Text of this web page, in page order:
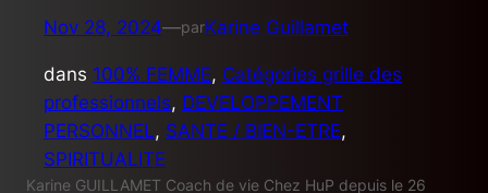
Nov 28, 2024—parKarine Guillamet
dans 100% FEMME, Catégories grille des
professionnels, DEVELOPPEMENT
PERSONNEL, SANTE / BIEN-ETRE
SPIRITUALITE
Karine GUILLAMET Coach de vie Chez HuP depuis le 26